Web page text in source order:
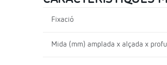
Fixació
Mida (mm) amplada x alçada x